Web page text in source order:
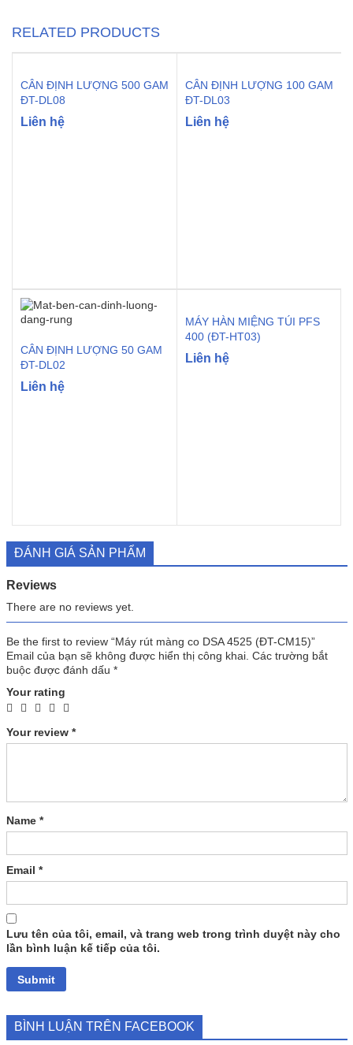
RELATED PRODUCTS
CÂN ĐỊNH LƯỢNG 500 GAM
ĐT-DL08
Liên hệ
CÂN ĐỊNH LƯỢNG 100 GAM
ĐT-DL03
Liên hệ
CÂN ĐỊNH LƯỢNG 50 GAM
ĐT-DL02
Liên hệ
MÁY HÀN MIỆNG TÚI PFS
400 (ĐT-HT03)
Liên hệ
ĐÁNH GIÁ SẢN PHẨM
Reviews
There are no reviews yet.
Be the first to review “Máy rút màng co DSA 4525 (ĐT-CM15)”
Email của bạn sẽ không được hiển thị công khai. Các trường bắt
buộc được đánh dấu *
Your rating
Your review *
Name *
Email *
Lưu tên của tôi, email, và trang web trong trình duyệt này cho
lần bình luận kế tiếp của tôi.
BÌNH LUẬN TRÊN FACEBOOK